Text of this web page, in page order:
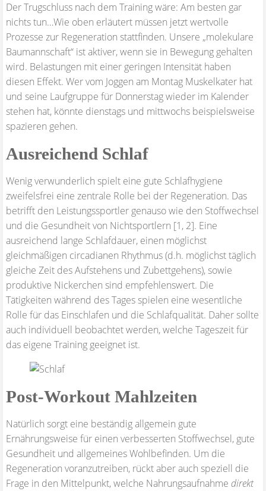
Der Trugschluss nach dem Training wäre: Am besten gar
nichts tun…Wie oben erläutert müssen jetzt wertvolle
Prozesse zur Regeneration stattfinden. Unsere „molekulare
Baumannschaft“ ist aktiver, wenn sie in Bewegung gehalten
wird. Belastungen mit einer geringen Intensität haben
diesen Effekt. Wer vom Joggen am Montag Muskelkater hat
und seine Laufgruppe für Donnerstag wieder im Kalender
stehen hat, könnte dienstags und mittwochs beispielsweise
spazieren gehen.
Ausreichend Schlaf
Wenig verwunderlich spielt eine gute Schlafhygiene
zweifelsfrei eine zentrale Rolle bei der Regeneration. Das
betrifft den Leistungssportler genauso wie den Stoffwechsel
und die Gesundheit von Nichtsportlern [1, 2]. Eine
ausreichend lange Schlafdauer, einen möglichst
gleichmäßigen circadianen Rhythmus (d.h. möglichst täglich
gleiche Zeit des Aufstehens und Zubettgehens), sowie
produktive Nickerchen sind empfehlenswert. Die
Tätigkeiten während des Tages spielen eine wesentliche
Rolle für das Einschlafen und die Schlafqualität. Daher sollte
auch individuell beobachtet werden, welche Tageszeit für
das eigene Training geeignet ist.
Post-Workout Mahlzeiten
Natürlich sorgt eine beständig allgemein gute
Ernährungsweise für einen verbesserten Stoffwechsel, gute
Gesundheit und allgemeines Wohlbefinden. Um die
Regeneration voranzutreiben, rückt aber auch speziell die
Frage in den Mittelpunkt, welche Nahrungsaufnahme direkt